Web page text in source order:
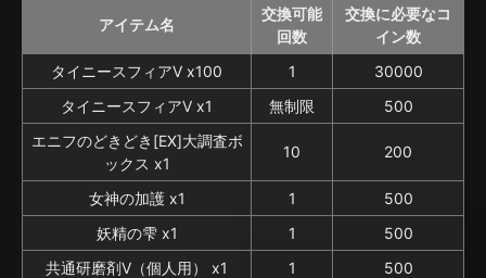
アイテム名
交換可能
回数
交換に必要なコ
イン数
タイニースフィアV x100
1
30000
タイニースフィアV x1
無制限
500
エニフのどきどき[EX]大調査ボ
ックス x1
10 200
女神の加護 x1 1
500
妖精の雫 x1
1
500
共通研磨剤V（個人用） x1
1 500